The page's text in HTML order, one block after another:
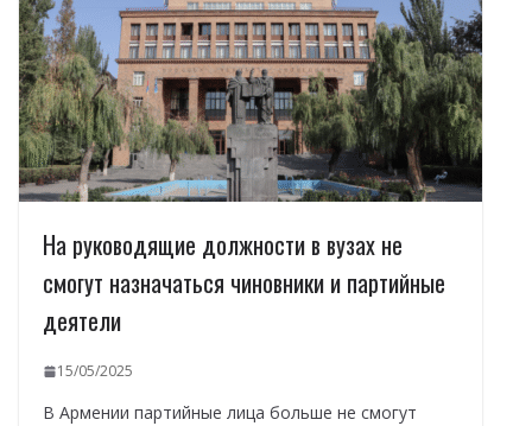
На руководящие должности в вузах не
смогут назначаться чиновники и партийные
деятели
15/05/2025
В Армении партийные лица больше не смогут